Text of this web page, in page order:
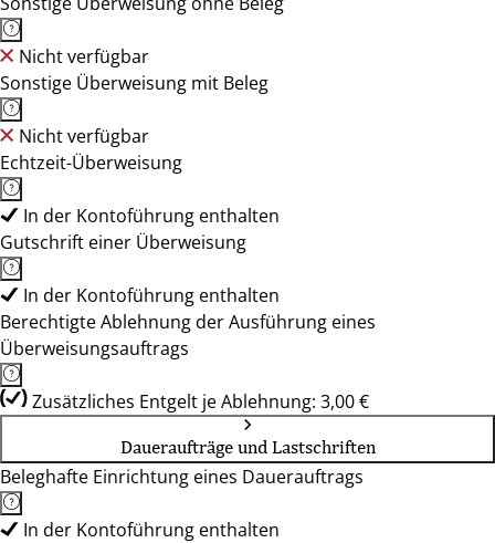
Nicht verfügbar
Sonstige Überweisung mit Beleg
Nicht verfügbar
Echtzeit-Überweisung
In der Kontoführung enthalten
Gutschrift einer Überweisung
In der Kontoführung enthalten
Berechtigte Ablehnung der Ausführung eines
Überweisungsauftrags
Zusätzliches Entgelt je Ablehnung: 3,00 €
Daueraufträge und Lastschriften
Beleghafte Einrichtung eines Dauerauftrags
In der Kontoführung enthalten